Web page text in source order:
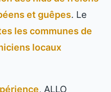
et guêpes. Le
les communes de
locaux
, ALLO